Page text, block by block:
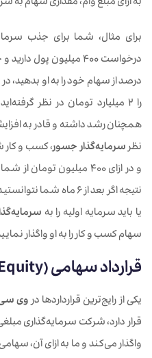
برای مثال، شما برای جذب
همچنان رشد داشته و قادر به
نظرسرمایه‌گذار جسور
نتیجه اگر بعد از 6
یا باید سرمایه اولیه را به
سهام کسب و کار را به او واگذار
قرارداد سهامی (Equity)
یکی از رایج‌ترین قرارداردها دروی
قرار دارد، شرکت سرمایه‌گذاری
واگذار می‌کند و ما به ازای آن،